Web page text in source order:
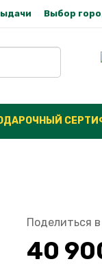
Выбор
Поделиться
40